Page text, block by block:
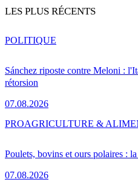
LES PLUS RÉCENTS
Sánchez riposte contre Meloni :
rétorsion
07.08.2026
POLITIQUE
Poulets, bovins et ours polaires :
07.08.2026
PROAGRICULTURE &